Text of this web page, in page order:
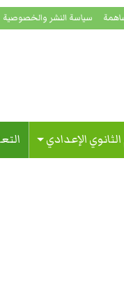
سياسة النشر والخصوصية
الإعدادي